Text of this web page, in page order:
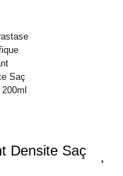
Densite Saç